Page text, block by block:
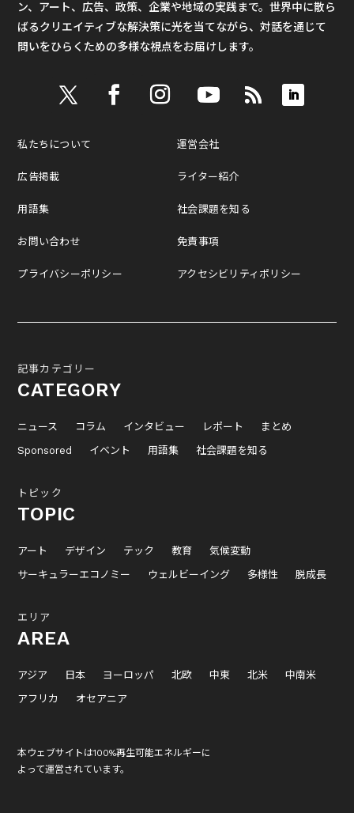
ン、アート、広告、政策、企業や地域の実践まで。世界中に散ら
ばるクリエイティブな解決策に光を当てながら、対話を通じて
問いをひらくための多様な視点をお届けします。
私たちについて
広告掲載
用語集
お問い合わせ
プライバシーポリシー
運営会社
ライター紹介
社会課題を知る
免責事項
アクセシビリティポリシー
記事カテゴリー
CATEGORY
ニュース コラム インタビュー レポート
まとめ
Sponsored
イベント 用語集 社会課題を知る
トピック
TOPIC
アート デザイン テック 教育
気候変動
サーキュラーエコノミー
ウェルビーイング 多様性 脱成長
エリア
AREA
アジア 日本 ヨーロッパ 北欧 中東 北米
中南米
アフリカ
オセアニア
本ウェブサイトは100%再生可能エネルギーに
よって運営されています。